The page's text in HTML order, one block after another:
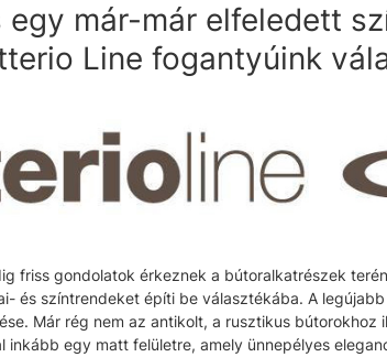
egy már-már elfeledett
Line fogantyúink
friss gondolatok érkeznek a bútoralkatrészek
és színtrendeket építi be választékába. A
Már rég nem az antikolt, a rusztikus bútorokhoz
inkább egy matt felületre, amely ünnepélyes